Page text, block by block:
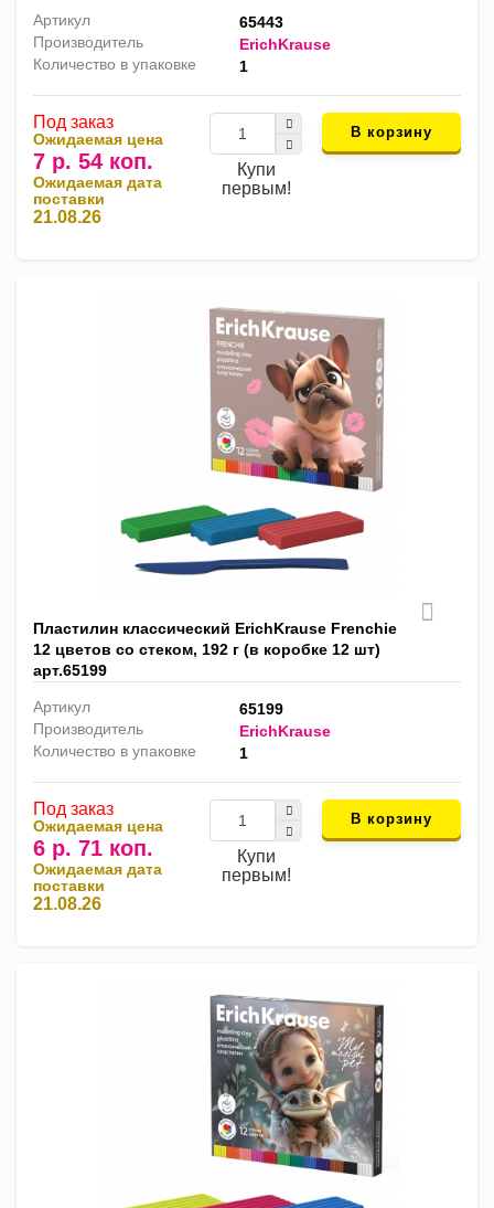
Артикул
65443
Производитель
ErichKrause
Количество в упаковке
1
Под заказ
Ожидаемая цена
7 р. 54 коп.
Ожидаемая дата
поставки
21.08.26
Купи
первым!
В корзину
Пластилин классический ErichKrause Frenchie
12 цветов со стеком, 192 г (в коробке 12 шт)
арт.65199
Артикул
65199
Производитель
ErichKrause
Количество в упаковке
1
Под заказ
Ожидаемая цена
6 р. 71 коп.
Ожидаемая дата
поставки
21.08.26
Купи
первым!
В корзину